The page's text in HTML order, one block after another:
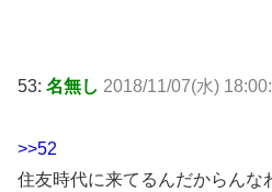
53: 名無し 2018/11/07(水)
>>52
住友時代に来てるんだからんな